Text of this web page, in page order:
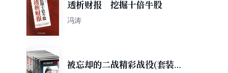
透析财报 挖掘十倍牛股
冯涛
被忘却的二战精彩战役(套装共